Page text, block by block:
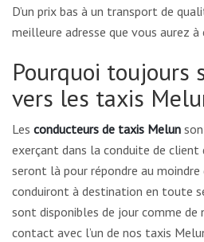
D’un prix bas à un transport de
meilleure adresse que vous aurez
Pourquoi toujours
vers les taxis
Les conducteurs de taxis Melun
exerçant dans la conduite de client
seront là pour répondre au
conduiront à destination en toute
sont disponibles de jour comme de
contact avec l’un de nos taxis